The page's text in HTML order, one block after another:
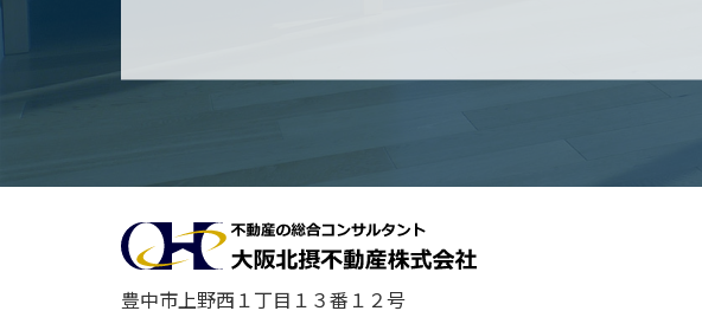
豊中市上野西１丁目１３番１２号